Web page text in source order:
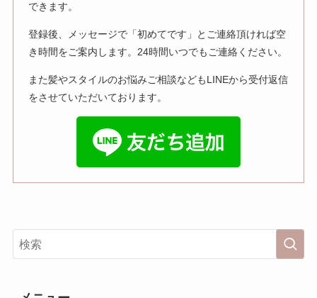
できます。
登録後、メッセージで「初めてです」とご連絡頂ければ空
き時間をご案内します。24時間いつでもご連絡ください。
また髪やスタイルのお悩みご相談などもLINEから受付返信
をさせていただいております。